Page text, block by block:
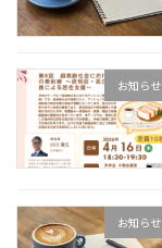
お知らせ
お知らせ